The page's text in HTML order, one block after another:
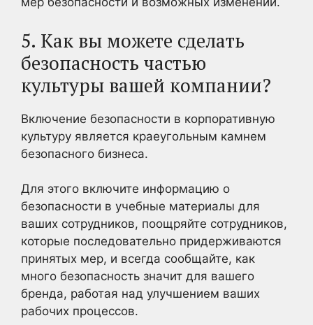
5. Как вы можете сделать
безопасность частью
культуры вашей компании?
Включение безопасности в корпоративную
культуру является краеугольным камнем
безопасного бизнеса.
Для этого включите информацию о
безопасности в учебные материалы для
ваших сотрудников, поощряйте сотрудников,
которые последовательно придерживаются
принятых мер, и всегда сообщайте, как
много безопасность значит для вашего
бренда, работая над улучшением ваших
рабочих процессов.